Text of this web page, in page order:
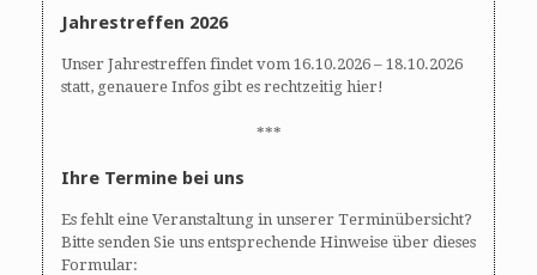
Jahrestreffen 2026
Unser Jahrestreffen findet vom 16.10.2026 – 18.10.2026
statt, genauere Infos gibt es rechtzeitig hier!
***
Ihre Termine bei uns
Es fehlt eine Veranstaltung in unserer Terminübersicht?
Bitte senden Sie uns entsprechende Hinweise über dieses
Formular: